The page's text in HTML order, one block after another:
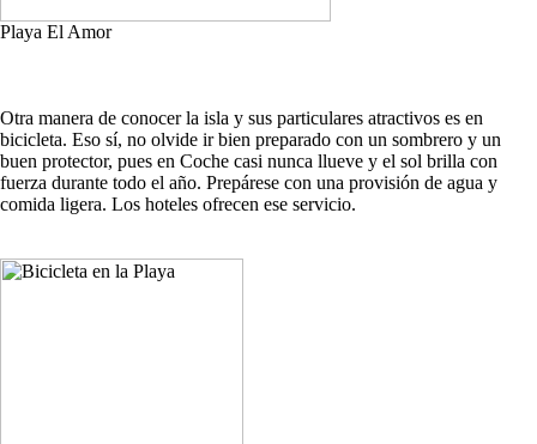
Playa El Amor
Otra manera de conocer la isla y sus particulares atractivos es en
bicicleta. Eso sí, no olvide ir bien preparado con un sombrero y un
buen protector, pues en Coche casi nunca llueve y el sol brilla con
fuerza durante todo el año. Prepárese con una provisión de agua y
comida ligera. Los hoteles ofrecen ese servicio.